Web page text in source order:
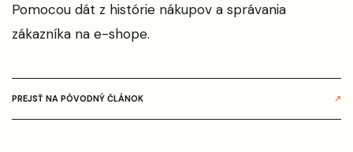
Pomocou dát z histórie nákupov a správania
zákazníka na e-shope.
PREJSŤ NA PÔVODNÝ ČLÁNOK ↗